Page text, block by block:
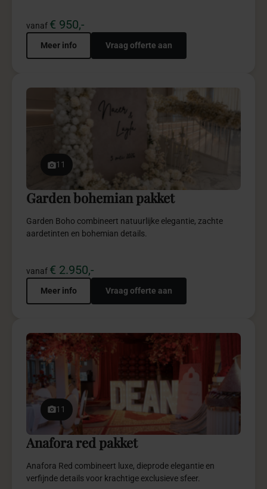
Garden Boho combineert natuurlijke elegantie, zachte
aardetinten en bohemian details.
€ 2.950,-
Meer info Vraag offerte aan
Anafora Red combineert luxe, dieprode elegantie en
verfijnde details voor krachtige exclusieve sfeer.
vanaf € 4.950,-
Meer info Vraag offerte aan